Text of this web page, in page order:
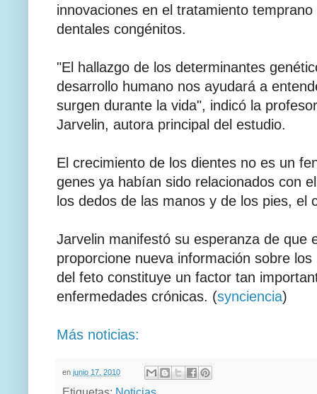
innovaciones en el tratamiento
dentales congénitos.
"El hallazgo de los determinantes
desarrollo humano nos ayudará a
surgen durante la vida", indicó la
Jarvelin, autora principal del estudio.
El crecimiento de los dientes no es un
genes ya habían sido relacionados con
los dedos de las manos y de los pies, el
Jarvelin manifestó su esperanza de que
proporcione nueva información sobre
del feto constituye un factor tan
enfermedades crónicas. (synciencia)
Más noticias:
en junio 17, 2010